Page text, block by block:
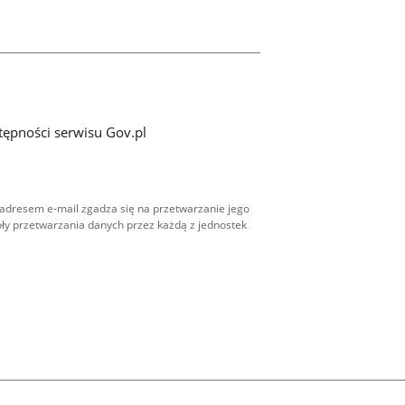
serwisu Gov.pl
e-mail zgadza się na przetwarzanie jego
przetwarzania danych przez każdą z jednostek